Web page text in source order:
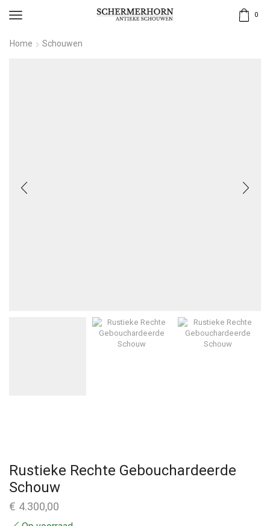
0
Home Schouwen
Rustieke Rechte Gebouchardeerde
Schouw
€ 4.300,00